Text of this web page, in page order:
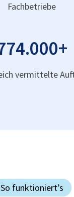
Fachbetriebe
+
vermittelte
So funktioniert’s